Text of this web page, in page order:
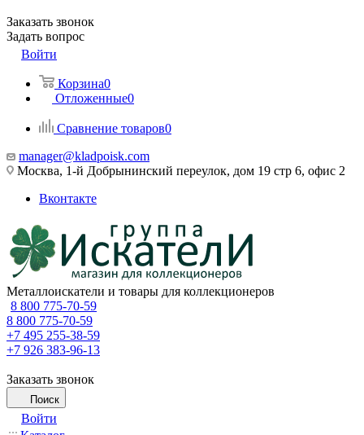
Заказать звонок
Задать вопрос
Войти
Корзина0
Отложенные0
Сравнение товаров0
manager@kladpoisk.com
Москва, 1-й Добрынинский переулок, дом 19 стр 6, офис 2
Вконтакте
Металлоискатели и товары для коллекционеров
8 800 775-70-59
8 800 775-70-59
+7 495 255-38-59
+7 926 383-96-13
Заказать звонок
Поиск
Войти